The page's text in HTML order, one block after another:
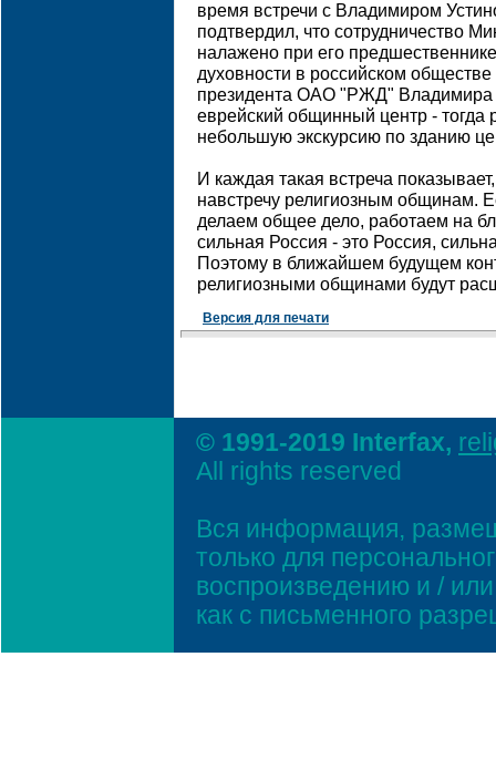
время встречи с Владимиром
подтвердил, что сотрудничество
налажено при его
духовности в российском
президента ОАО "РЖД" Владимира
еврейский общинный центр - тогда
небольшую экскурсию по зданию
И каждая такая встреча
навстречу религиозным общинам.
делаем общее дело, работаем на
сильная Россия - это Россия,
Поэтому в ближайшем будущем
религиозными общинами будут
Версия для печати
© 1991-2019 Interfax,
All rights reserved
Вся информация,
только для
воспроизведению и /
как с письменного